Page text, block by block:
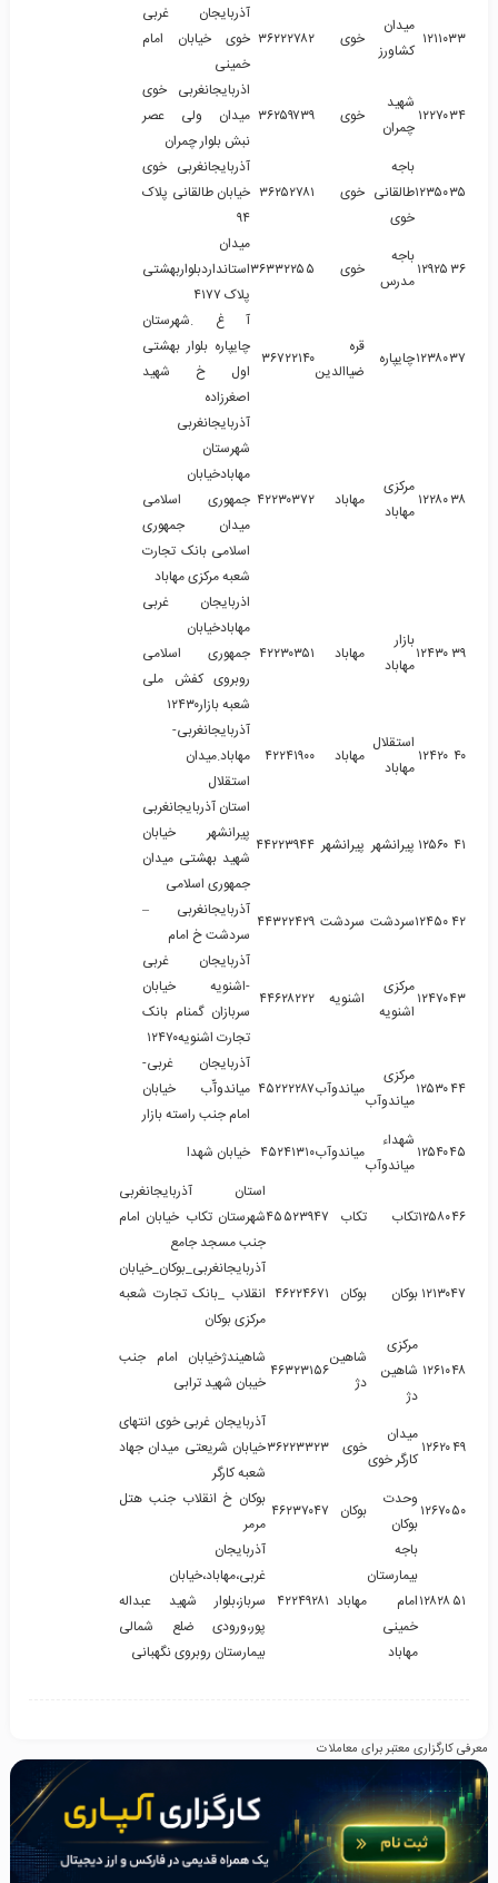
۳۳۱۲۱۱۰
میدان
کشاورز
خوی ۳۶۲۲۲۷۸۲
آذربایجان غربی
خوی خیابان امام
خمینی
۳۴۱۲۲۷۰
شهید
چمران
خوی ۳۶۲۵۹۷۳۹
اذربایجانغربی خوی
میدان ولی عصر
نبش بلوار چمران
۳۵۱۲۳۵۰
باجه
طالقانی
خوی
خوی ۳۶۲۵۲۷۸۱
آذربایجانغربی خوی
خیابان طالقانی پلاک
۹۴
۳۶۱۲۹۲۵
باجه
مدرس
خوی ۳۶۳۳۲۲۵۵
میدان
استانداردبلواربهشتی
پلاک ۴۱۷۷
۳۷۱۲۳۸۰چایپاره
قره
ضیاالدین
۳۶۷۲۲۱۴۰
آ غ .شهرستان
چایپاره بلوار بهشتی
اول خ شهید
اصغرزاده
۳۸۱۲۲۸۰
مرکزی
مهاباد
مهاباد ۴۲۲۳۰۳۷۲
آذربایجانغربی
شهرستان
مهابادخیابان
جمهوری اسلامی
میدان جمهوری
اسلامی بانک تجارت
شعبه مرکزی مهاباد
۳۹۱۲۴۳۰
بازار
مهاباد
مهاباد ۴۲۲۳۰۳۵۱
اذربایجان غربی
مهابادخیابان
جمهوری اسلامی
روبروی کفش ملی
شعبه بازار۱۲۴۳۰
۴۰ ۱۲۴۲۰
استقلال
مهاباد
مهاباد ۴۲۲۴۱۹۰۰
آذربایجانغربی-
مهاباد.میدان
استقلال
۴۱ ۱۲۵۶۰ پیرانشهر پیرانشهر ۴۴۲۲۳۹۴۴
استان آذربایجانغربی
پیرانشهر خیابان
شهید بهشتی میدان
جمهوری اسلامی
۴۲ ۱۲۴۵۰سردشت سردشت ۴۴۳۲۲۴۲۹
آذربایجانغربی –
سردشت خ امام
۴۳۱۲۴۷۰
مرکزی
اشنویه
اشنویه ۴۴۶۲۸۲۲۲
آذربایجان غربی
-اشنویه خیابان
سربازان گمنام بانک
تجارت اشنویه۱۲۴۷۰
۴۴۱۲۵۳۰
مرکزی
میاندوآب
میاندوآب۴۵۲۲۲۲۸۷
آذربایجان غربی-
میاندوآّب خیابان
امام جنب راسته بازار
۴۵۱۲۵۴۰
شهداء
میاندوآب
میاندوآب۴۵۲۴۱۳۱۰ خیابان شهدا
۴۶۱۲۵۸۰تکاب تکاب ۴۵۵۲۳۹۴۷
استان آذربایجانغربی
شهرستان تکاب خیابان امام
جنب مسجد جامع
۴۷۱۲۱۳۰ بوکان بوکان ۴۶۲۲۴۶۷۱
آذربایجانغربی_بوکان_خیابان
انقلاب _بانک تجارت شعبه
مرکزی بوکان
۴۸۱۲۶۱۰
مرکزی
شاهین
دژ
شاهین
دژ
۴۶۳۲۳۱۵۶
شاهیندژخیابان امام جنب
خیبان شهید ترابی
۴۹۱۲۶۲۰
میدان
کارگر خوی
خوی ۳۶۲۲۳۳۲۳
آذربایجان غربی خوی انتهای
خیابان شریعتی میدان جهاد
شعبه کارگر
۵۰۱۲۶۷۰
وحدت
بوکان
بوکان ۴۶۲۳۷۰۴۷
بوکان خ انقلاب جنب هتل
مرمر
۵۱۱۲۸۲۸
باجه
بیمارستان
امام
خمینی
مهاباد
مهاباد ۴۲۲۴۹۲۸۱
آذربایجان
غربی،مهاباد،خیابان
سرباز،بلوار شهید عبداله
پور،ورودی ضلع شمالی
بیمارستان روبروی نگهبانی
معرفی کارگزاری معتبر برای معاملات